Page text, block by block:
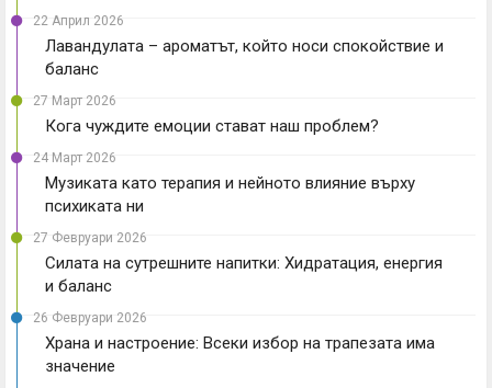
22 Април 2026
Лавандулата – ароматът, който носи спокойствие и
баланс
27 Март 2026
Кога чуждите емоции стават наш проблем?
24 Март 2026
Музиката като терапия и нейното влияние върху
психиката ни
27 Февруари 2026
Силата на сутрешните напитки: Хидратация, енергия
и баланс
26 Февруари 2026
Храна и настроение: Всеки избор на трапезата има
значение